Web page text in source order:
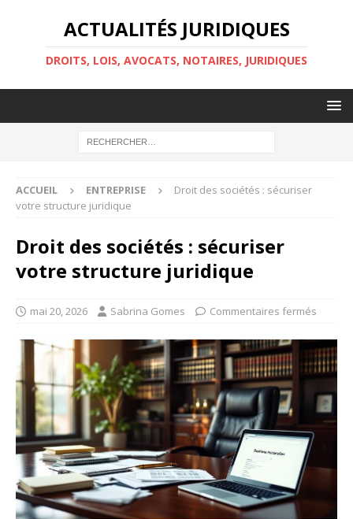
ACTUALITÉS JURIDIQUES
DROITS, LOIS, AVOCATS, NOTAIRES, JURIDIQUES
ACCUEIL ENTREPRISE
Droit des sociétés : sécuriser
votre structure juridique
Droit des sociétés : sécuriser
votre structure juridique
mai 20, 2026 Sabrina Gomes Commentaires fermés